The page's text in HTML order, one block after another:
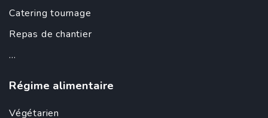
Catering tournage
Repas de chantier
...
Régime alimentaire
Végétarien